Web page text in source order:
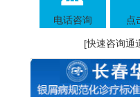
电话咨询 点
[快速咨询通